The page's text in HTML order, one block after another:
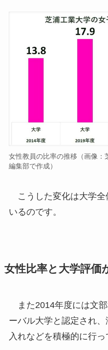
女性教員の比率の推移（画像：
編集部で作成）
こうした変化は大学全
いるのです。
女性比率と大学評価
また2014年度には文
ーバル大学と認定され
入れなどを積極的に行っ